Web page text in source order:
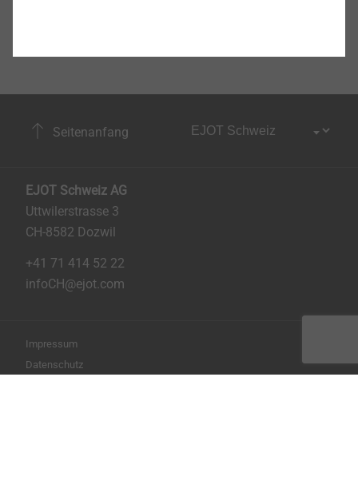
Seitenanfang
EJOT Schweiz AG
Uttwilerstrasse 3
CH-8582 Dozwil
+41 71 414 52 22
infoCH@ejot.com
Impressum
Datenschutz